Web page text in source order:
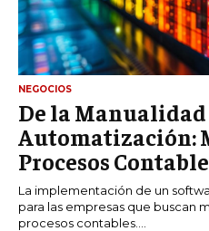
NEGOCIOS
De la Manualidad
Automatización:
Procesos
La implementación de un
para las empresas que buscan
procesos contables....